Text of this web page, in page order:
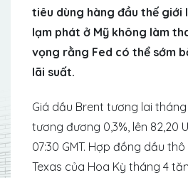
tiêu dùng hàng đầu thế giới
lạm phát ở Mỹ không làm
vọng rằng Fed có thể sớm
lãi suất.
Giá dầu Brent tương lai
tương đương 0,3%, lên 82,20
07:30 GMT. Hợp đồng dầu
Texas của Hoa Kỳ tháng 4